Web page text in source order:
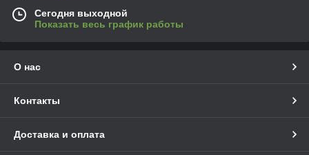
Сегодня выходной
Показать весь график работы
О нас
Контакты
Доставка и оплата